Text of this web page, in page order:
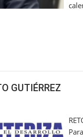
GUTIÉRREZ